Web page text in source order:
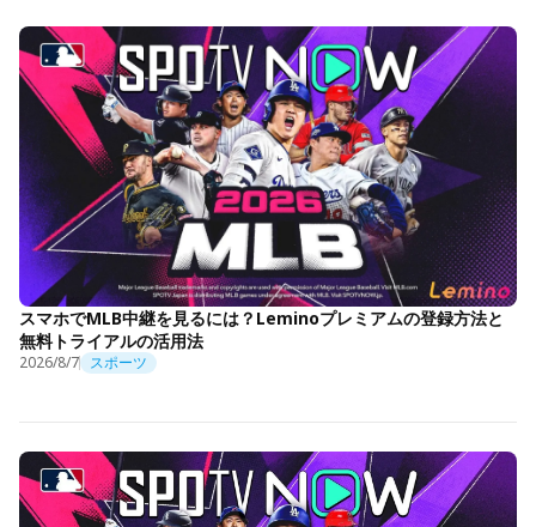
スマホでMLB中継を見るには？Leminoプレミアムの登録方法と
無料トライアルの活用法
2026/8/7 スポーツ